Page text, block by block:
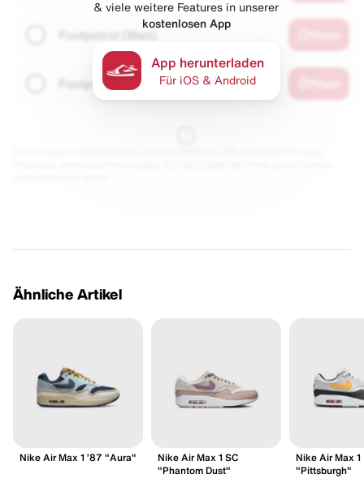
Footpatrol (Men)
Footpatrol (Wmns)
& viele weitere Features in unserer
kostenlosen App
App herunterladen
Für iOS & Android
Ähnliche Artikel
Nike Air Max 1 ’87 "Aura"
Nike Air Max 1 SC
"Phantom Dust"
Nike Air Max 1
"Pittsburgh"